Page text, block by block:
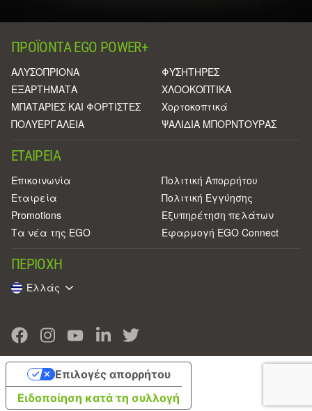
ΠΡΟΪΌΝΤΑ EGO POWER+
ΑΛΥΣΟΠΡΙΟΝΑ
ΕΞΑΡΤΗΜΑΤΑ
ΜΠΑΤΑΡΙΕΣ ΚΑΙ ΦΟΡΤΙΣΤΕΣ
ΠΟΛΥΕΡΓΑΛΕΙΑ
ΦΥΣΗΤΗΡΕΣ
ΧΛΟΟΚΟΠΤΙΚΑ
Χορτοκοπτικά
ΨΑΛΙΔΙΑ ΜΠΟΡΝΤΟΥΡΑΣ
ΕΤΑΙΡΕΊΑ
Επικοινωνία
Eταιρεία
Promotions
Τα νέα της EGO
Πολιτική Απορρήτου
Πολιτική Εγγύησης
Εξυπηρέτηση πελάτων
Εφαρμογή EGO Connect
ΠΕΡΙΟΧΉ
Ελλάς
Ειδοποίηση κατά τη συλλογή
Επιλογές απορρήτου